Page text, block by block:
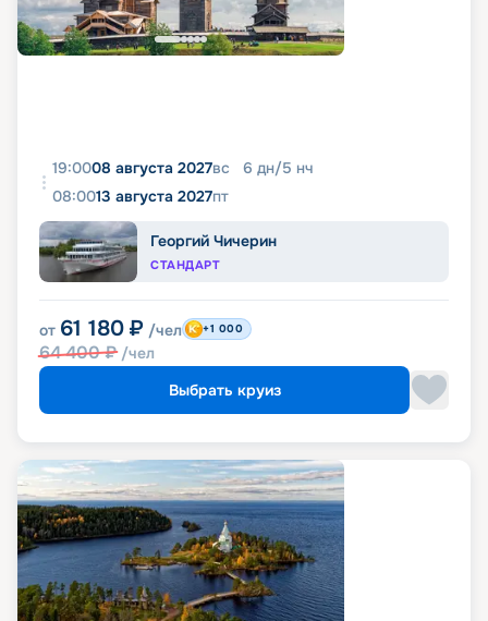
19:0008 августа 2027вс 6 дн/5 нч
08:0013 августа 2027пт
Георгий Чичерин
СТАНДАРТ
от 61 180 ₽ /чел
64 400₽ /чел
+1 000
Выбрать круиз